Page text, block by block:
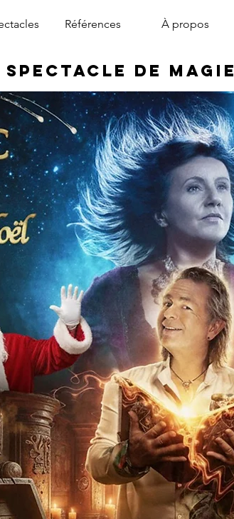
Références À propos
Spectacle de
arbre de